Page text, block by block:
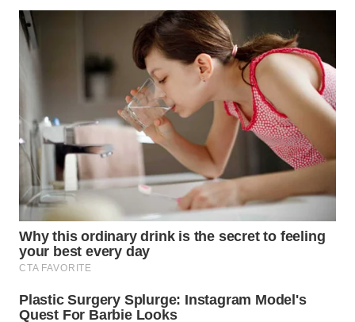
KALTENG
WN
KALTARA
WN
KALSEL
KALTIM